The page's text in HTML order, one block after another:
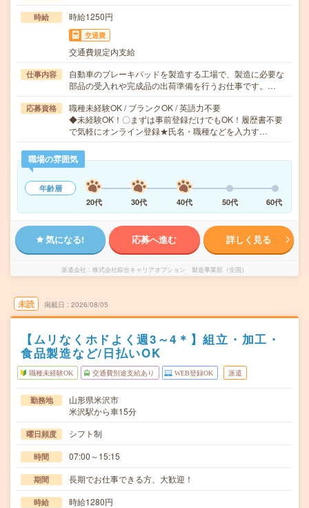
時給 時給1250円
交通費
交通費規定内支給
仕事内容
自動車のブレーキパッドを製造する工場で、製造に必要な
部品の受入れや完成品の出荷準備を行うお仕事です。…
応募資格
職種未経験OK / ブランクOK / 英語力不要
◆未経験OK！〇まずは事前登録だけでもOK！履歴書不要
で気軽にオンライン登録★氏名・職種などを入力す…
職場の雰囲気
年齢層
20代
30代 40代 50代 60代
気になる! 応募へ進む 詳しく見る
派遣会社 株式会社綜合キャリアオプション 製造事業部（全国）
未読 掲載日 2026/08/05
【ムリなくホドよく週3～4＊】組立・加工・
食品製造など/日払いOK
職種未経験OK 交通費別途支給あり WEB登録OK 派遣
勤務地
山形県米沢市
米沢駅から車15分
曜日頻度 シフト制
時間 07:00～15:15
期間 長期でお仕事できる方、大歓迎！
時給 時給1280円